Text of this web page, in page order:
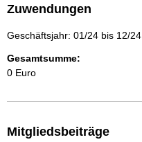
Zuwendungen
Geschäftsjahr: 01/24 bis 12/24
Gesamtsumme:
0 Euro
Mitgliedsbeiträge